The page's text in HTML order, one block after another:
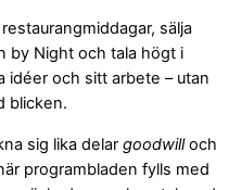
sälja
by Night och tala högt i
idéer och sitt arbete – utan
blicken.
sig lika delar goodwilloch
programbladen fylls med